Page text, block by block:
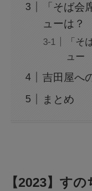
「そば会
ューは？
「そ
ュー
吉田屋へ
まとめ
【2023】す